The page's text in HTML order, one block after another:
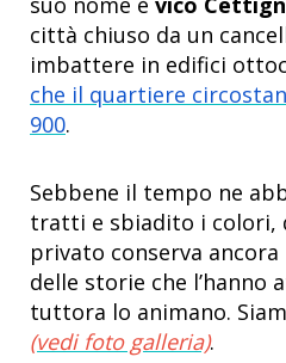
città chiuso da un
imbattere in edifici
che il quartiere
900.
Sebbene il tempo ne
tratti e sbiadito i colori,
privato conserva
delle storie che l’hanno
tuttora lo animano.
(vedi foto galleria).